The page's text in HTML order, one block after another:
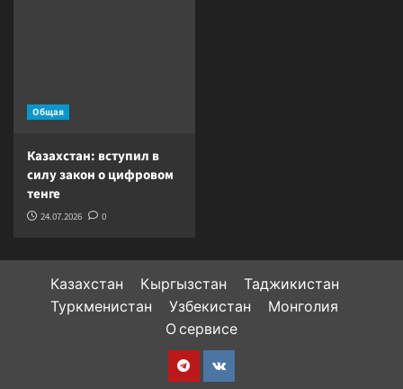
Общая
Казахстан: вступил в
силу закон о цифровом
тенге
24.07.2026 0
Казахстан Кыргызстан
Таджикистан
Туркменистан
Узбекистан
Монголия
О сервисе
Telegram
VK